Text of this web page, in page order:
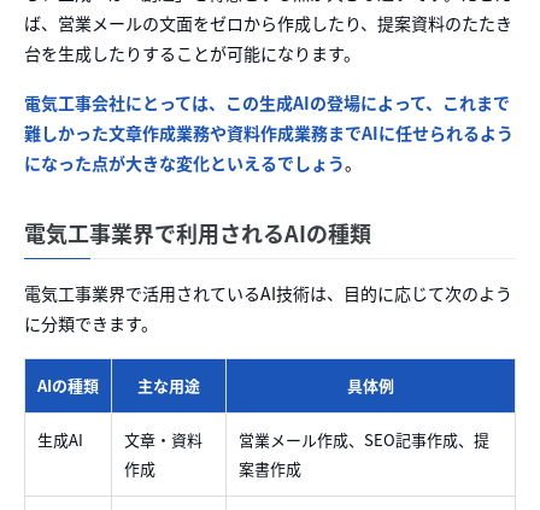
ば、営業メールの文面をゼロから作成したり、提案資料のたたき
台を生成したりすることが可能になります。
電気工事会社にとっては、この生成AIの登場によって、これまで
難しかった文章作成業務や資料作成業務までAIに任せられるよう
になった点が大きな変化といえるでしょう。
電気工事業界で利用されるAIの種類
電気工事業界で活用されているAI技術は、目的に応じて次のよう
に分類できます。
AIの種類 主な用途 具体例
生成AI
文章・資料
作成
営業メール作成、SEO記事作成、提
案書作成